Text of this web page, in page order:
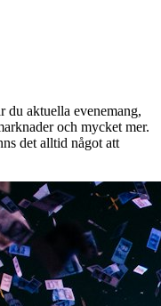
du aktuella evenemang,
och mycket mer.
det alltid något att